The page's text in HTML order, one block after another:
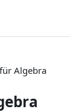
Algebra